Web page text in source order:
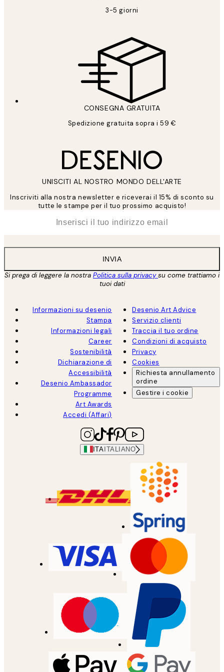
3-5 giorni
CONSEGNA GRATUITA
Spedizione gratuita sopra i 59 €
UNISCITI AL NOSTRO MONDO DELL'ARTE
Inscriviti alla nostra newsletter e riceverai il 15% di sconto su
tutte le stampe per il tuo prossimo acquisto!
INVIA
Si prega di leggere la nostra Politica sulla privacysu come trattiamo i
tuoi dati
Informazioni su desenio
Stampa
Informazioni legali
Career
Sostenibilità
Dichiarazione di
Accessibilità
Desenio Ambassador
Programme
Art Awards
Accedi (Affari)
Desenio Art Advice
Servizio clienti
Traccia il tuo ordine
Condizioni di acquisto
Privacy
Cookies
Richiesta annullamento
ordine
Gestire i cookie
ITA ITALIANO